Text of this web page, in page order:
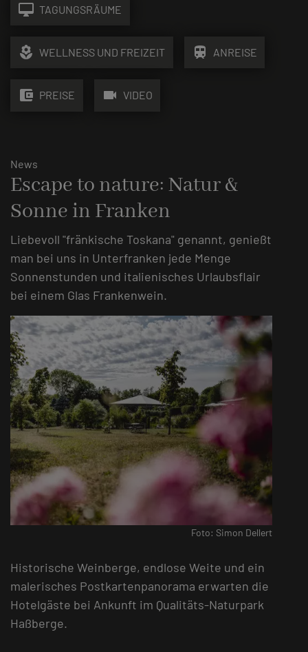
desktop_mac TAGUNGSRÄUME
local_florist WELLNESS UND FREIZEIT train ANREISE
account_balance_wallet PREISE videocam VIDEO
News
Escape to nature: Natur &
Sonne in Franken
Liebevoll "fränkische Toskana" genannt, genießt
man bei uns in Unterfranken jede Menge
Sonnenstunden und italienisches Urlaubsflair
bei einem Glas Frankenwein.
Foto: Simon Dellert
Historische Weinberge, endlose Weite und ein
malerisches Postkartenpanorama erwarten die
Hotelgäste bei Ankunft im Qualitäts-Naturpark
Haßberge.